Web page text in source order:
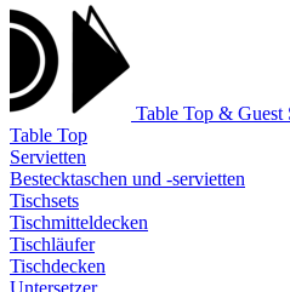
Table Top & Guest
Table Top
Servietten
Bestecktaschen und -servietten
Tischsets
Tischmitteldecken
Tischläufer
Tischdecken